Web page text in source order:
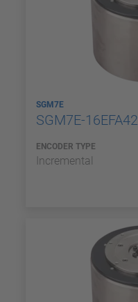
SGM7E
SGM7E-16EFA42
ENCODER TYPE
Incremental